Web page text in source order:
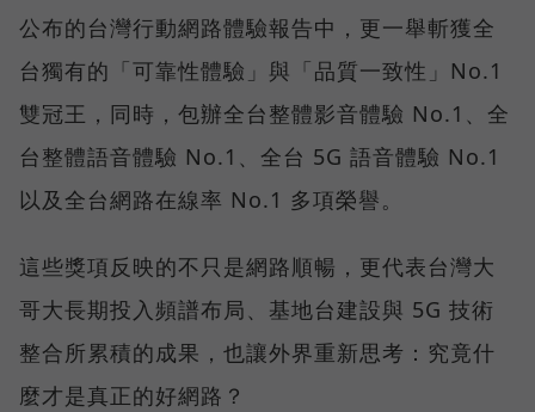
公布的台灣行動網路體驗報告中，更一舉斬獲全
台獨有的「可靠性體驗」與「品質一致性」No.1
雙冠王，同時，包辦全台整體影音體驗 No.1、全
台整體語音體驗 No.1、全台 5G 語音體驗 No.1
以及全台網路在線率 No.1 多項榮譽。
這些獎項反映的不只是網路順暢，更代表台灣大
哥大長期投入頻譜布局、基地台建設與 5G 技術
整合所累積的成果，也讓外界重新思考：究竟什
麼才是真正的好網路？